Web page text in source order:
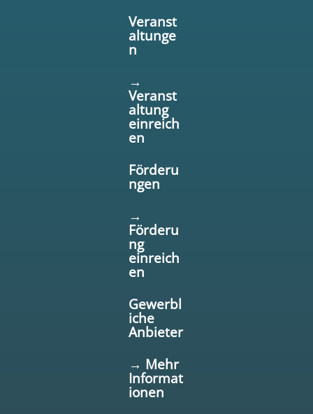
Veranst
altunge
n
→
Veranst
altung
einreich
en
Förderu
ngen
→
Förderu
ng
einreich
en
Gewerbl
iche
Anbieter
→ Mehr
Informat
ionen